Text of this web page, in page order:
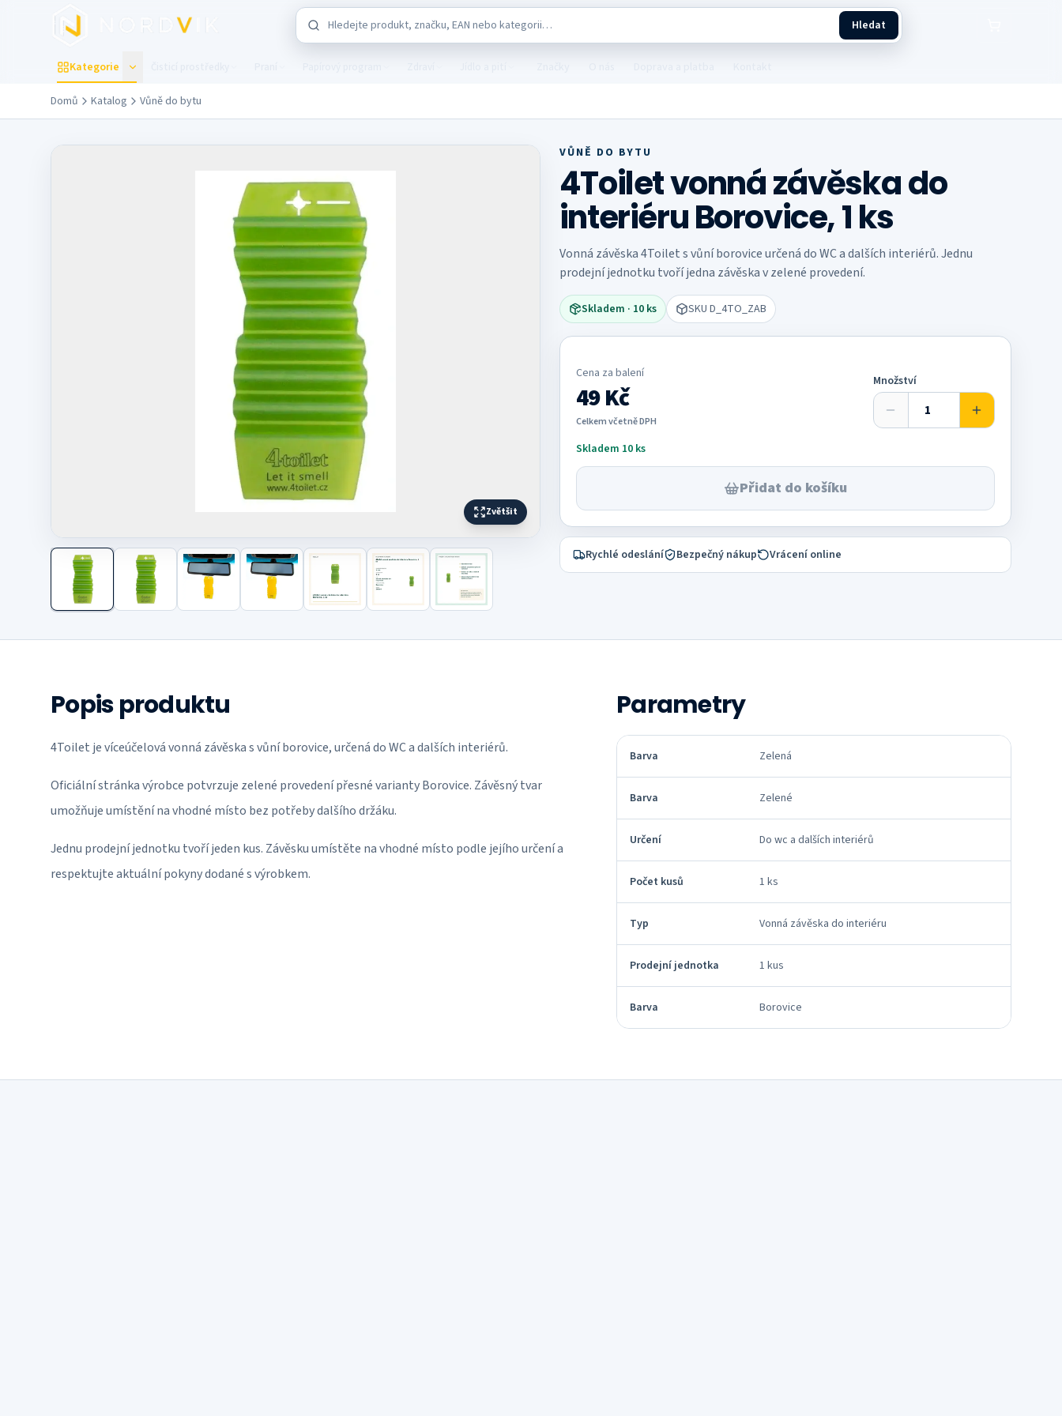
Přejít na hlavní obsah
Hledat v katalogu
Hledat
Kategorie
Domů Katalog Vůně do bytu
Zvětšit
Další fotografie
VŮNĚ DO BYTU
4Toilet vonná závěska do
interiéru Borovice, 1 ks
Vonná závěska 4Toilet s vůní borovice určená do WC a dalších interiérů. Jednu
prodejní jednotku tvoří jedna závěska v zelené provedení.
Skladem · 10 ks SKU D_4TO_ZAB
Cena za balení
49 Kč
Celkem včetně DPH
Množství
Skladem 10 ks
Přidat do košíku
Rychlé odeslání Bezpečný nákup Vrácení online
Popis produktu
4Toilet je víceúčelová vonná závěska s vůní borovice, určená do WC a dalších interiérů.
Oficiální stránka výrobce potvrzuje zelené provedení přesné varianty Borovice. Závěsný tvar
umožňuje umístění na vhodné místo bez potřeby dalšího držáku.
Jednu prodejní jednotku tvoří jeden kus. Závěsku umístěte na vhodné místo podle jejího určení a
respektujte aktuální pokyny dodané s výrobkem.
Parametry
Barva Zelená
Barva Zelené
Určení Do wc a dalších interiérů
Počet kusů 1 ks
Typ Vonná závěska do interiéru
Prodejní jednotka 1 kus
Barva Borovice